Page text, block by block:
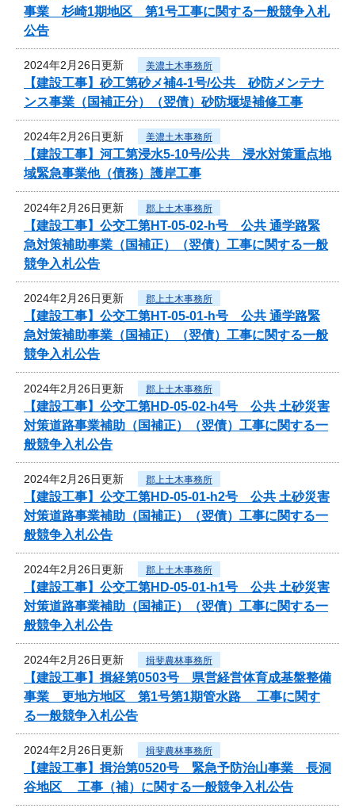
事業 杉崎1期地区 第1号工事に関する一般競争入札
公告
2024年2月26日更新 美濃土木事務所
【建設工事】砂工第砂メ補4-1号/公共 砂防メンテナ
ンス事業（国補正分）（翌債）砂防堰堤補修工事
2024年2月26日更新 美濃土木事務所
【建設工事】河工第浸水5-10号/公共 浸水対策重点地
域緊急事業他（債務）護岸工事
2024年2月26日更新 郡上土木事務所
【建設工事】公交工第HT-05-02-h号 公共 通学路緊
急対策補助事業（国補正）（翌債）工事に関する一般
競争入札公告
2024年2月26日更新 郡上土木事務所
【建設工事】公交工第HT-05-01-h号 公共 通学路緊
急対策補助事業（国補正）（翌債）工事に関する一般
競争入札公告
2024年2月26日更新 郡上土木事務所
【建設工事】公交工第HD-05-02-h4号 公共 土砂災害
対策道路事業補助（国補正）（翌債）工事に関する一
般競争入札公告
2024年2月26日更新 郡上土木事務所
【建設工事】公交工第HD-05-01-h2号 公共 土砂災害
対策道路事業補助（国補正）（翌債）工事に関する一
般競争入札公告
2024年2月26日更新 郡上土木事務所
【建設工事】公交工第HD-05-01-h1号 公共 土砂災害
対策道路事業補助（国補正）（翌債）工事に関する一
般競争入札公告
2024年2月26日更新 揖斐農林事務所
【建設工事】揖経第0503号 県営経営体育成基盤整備
事業 更地方地区 第1号第1期管水路 工事に関す
る一般競争入札公告
2024年2月26日更新 揖斐農林事務所
【建設工事】揖治第0520号 緊急予防治山事業 長洞
谷地区 工事（補）に関する一般競争入札公告